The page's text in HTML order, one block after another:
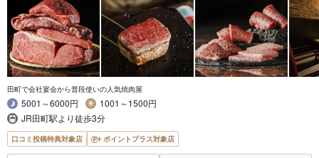
田町で会社宴会から普段使いの人気焼肉屋
5001～6000円
1001～1500円
JR田町駅より徒歩3分
口コミ投稿特典対象店 ポイントプラス対象店